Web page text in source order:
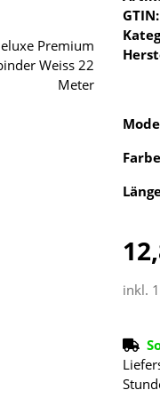
GTIN:
inkl.